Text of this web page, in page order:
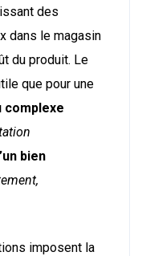
des
dans le magasin
du produit. Le
que pour une
complexe
bien
imposent la